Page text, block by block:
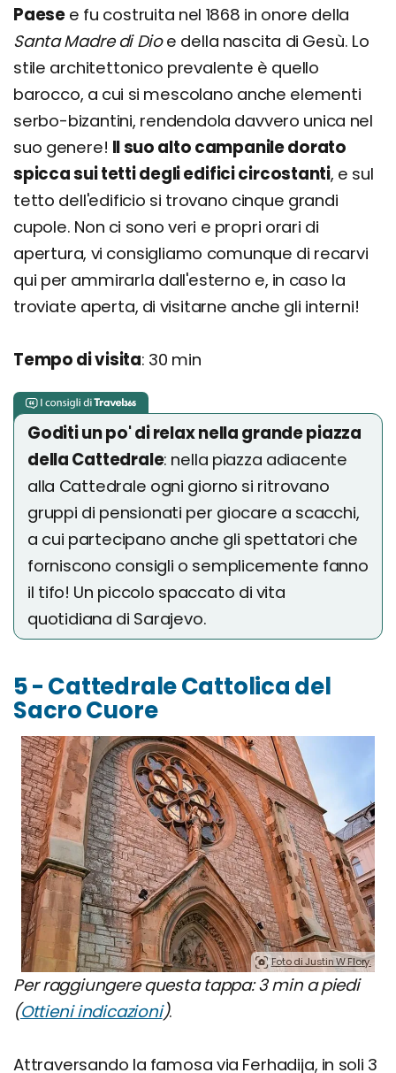
Paese e fu costruita nel 1868 in onore della
Santa Madre di Dioe della nascita di Gesù. Lo
stile architettonico prevalente è quello
barocco, a cui si mescolano anche elementi
serbo-bizantini, rendendola davvero unica nel
suo genere! Il suo alto campanile dorato
spicca sui tetti degli edifici circostanti, e sul
tetto dell'edificio si trovano cinque grandi
cupole. Non ci sono veri e propri orari di
apertura, vi consigliamo comunque di recarvi
qui per ammirarla dall'esterno e, in caso la
troviate aperta, di visitarne anche gli interni!
Tempo di visita: 30 min
Goditi un po' di relax nella grande piazza
della Cattedrale: nella piazza adiacente
alla Cattedrale ogni giorno si ritrovano
gruppi di pensionati per giocare a scacchi,
a cui partecipano anche gli spettatori che
forniscono consigli o semplicemente fanno
il tifo! Un piccolo spaccato di vita
quotidiana di Sarajevo.
5 - Cattedrale Cattolica del
Sacro Cuore
Foto di Justin W Flory.
Per raggiungere questa tappa: 3 min a piedi
(Ottieni indicazioni).
Attraversando la famosa via Ferhadija, in soli 3